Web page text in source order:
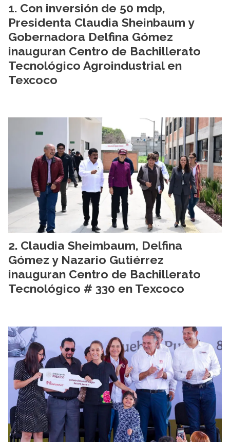
Con inversión de 50 mdp,
Presidenta Claudia Sheinbaum y
Gobernadora Delfina Gómez
inauguran Centro de Bachillerato
Tecnológico Agroindustrial en
Texcoco
Claudia Sheimbaum, Delfina
Gómez y Nazario Gutiérrez
inauguran Centro de Bachillerato
Tecnológico # 330 en Texcoco